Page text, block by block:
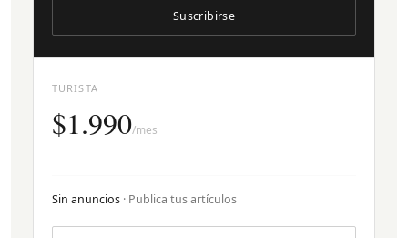
TURISTA
$1.990/mes
Sin anuncios · Publica tus artículos
Suscribirse